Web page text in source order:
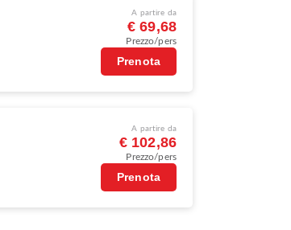
A partire da
€ 69,68
Prezzo/pers
Prenota
A partire da
€ 102,86
Prezzo/pers
Prenota